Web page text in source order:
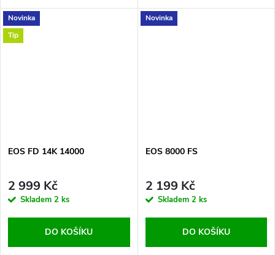
aby odolalo náročným
podmínkám při lovu kaprů, a
Novinka
Tip
EOS FD 14K 14000
2 999 Kč
Skladem 2 ks
DO KOŠÍKU
Novinka
EOS 8000 FS
2 199 Kč
Skladem 2 ks
DO KOŠÍKU